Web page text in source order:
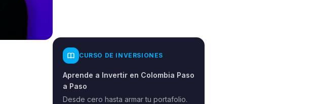
CURSO DE INVERSIONES
Aprende a Invertir en Colombia Paso
a Paso
Desde cero hasta armar tu portafolio.